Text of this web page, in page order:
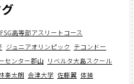
FSG高等部アスリートコース
ジュニアオリンピック テコンドー
センター郡山 リベルタ大島スクール
奏太朗 会津大学 佐藤翼 体操